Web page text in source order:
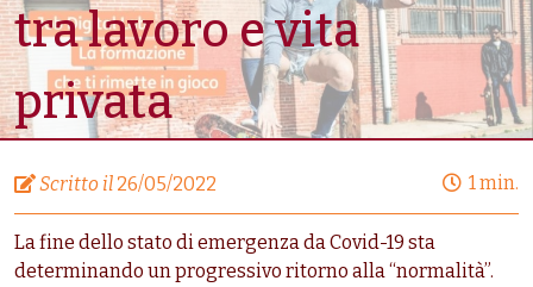
Che Fa, Concilia? Con Job Digital Lab, Gli Strumenti
Digitali Per Un Migliore Equilibrio Tra Lavoro E Vita
Privata
tra lavoro e vita
privata
Scritto il 26/05/2022 1 min.
La fine dello stato di emergenza da Covid-19 sta
determinando un progressivo ritorno alla “normalità”.